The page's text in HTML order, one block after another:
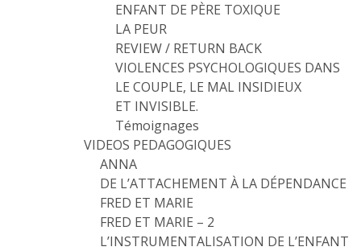
ENFANT DE PÈRE TOXIQUE
LA PEUR
REVIEW / RETURN BACK
VIOLENCES PSYCHOLOGIQUES DANS
LE COUPLE, LE MAL INSIDIEUX
ET INVISIBLE.
Témoignages
VIDEOS PEDAGOGIQUES
ANNA
DE L’ATTACHEMENT À LA DÉPENDANCE
FRED ET MARIE
FRED ET MARIE – 2
L’INSTRUMENTALISATION DE L’ENFANT